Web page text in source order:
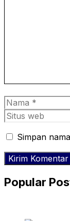
Nama
Simpan
Popular